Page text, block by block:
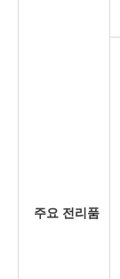
주요 전리품